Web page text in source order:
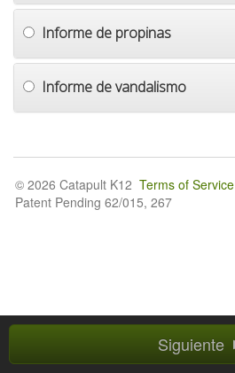
Informe de propinas
Informe de vandalismo
Siguiente
© 2026 Catapult K12 Terms of Service
Patent Pending 62/015, 267